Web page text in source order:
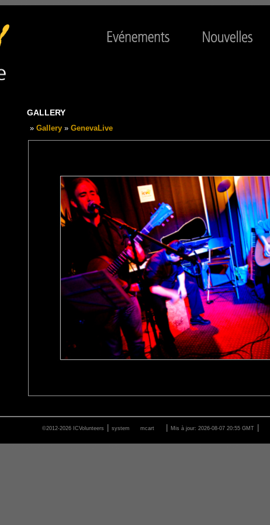
GALLERY
» Gallery » GenevaLive
©2012-2026 ICVolunteers system mcart Mis à jour: 2026-08-07 20:55 GMT